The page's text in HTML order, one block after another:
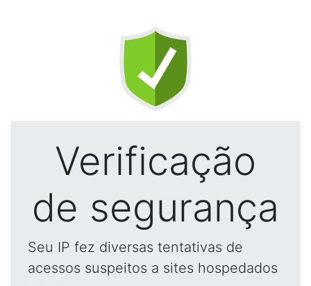
Verificação
de segurança
Seu IP fez diversas tentativas de
acessos suspeitos a sites hospedados